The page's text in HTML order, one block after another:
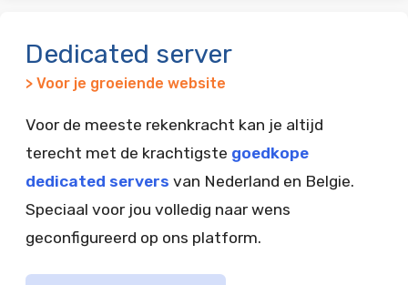
Dedicated server
> Voor je groeiende website
Voor de meeste rekenkracht kan je altijd
terecht met de krachtigste goedkope
dedicated servers van Nederland en Belgie.
Speciaal voor jou volledig naar wens
geconfigureerd op ons platform.